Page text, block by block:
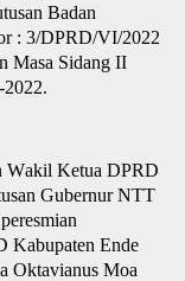
Badan
: 3/DPRD/VI/2022
Masa Sidang II
WakilKetua DPRD
Gubernur NTT
Kabupaten Ende
Oktavianus Moa